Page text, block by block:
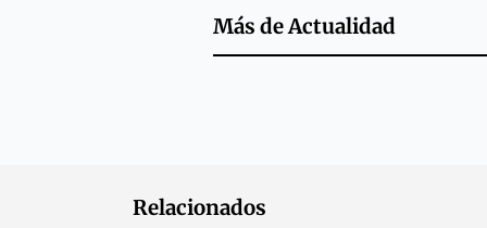
Más deActualidad
Relacionados